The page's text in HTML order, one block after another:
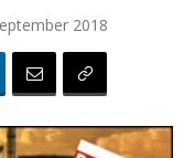
2018